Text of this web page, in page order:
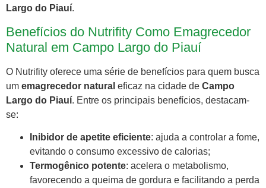
Largo do Piauí.
Benefícios do Nutrifity Como Emagrecedor
Natural em Campo Largo do Piauí
O Nutrifity oferece uma série de benefícios para quem busca
um emagrecedor natural eficaz na cidade de Campo
Largo do Piauí. Entre os principais benefícios, destacam-
se:
Inibidor de apetite eficiente: ajuda a controlar a fome,
evitando o consumo excessivo de calorias;
Termogênico potente: acelera o metabolismo,
favorecendo a queima de gordura e facilitando a perda